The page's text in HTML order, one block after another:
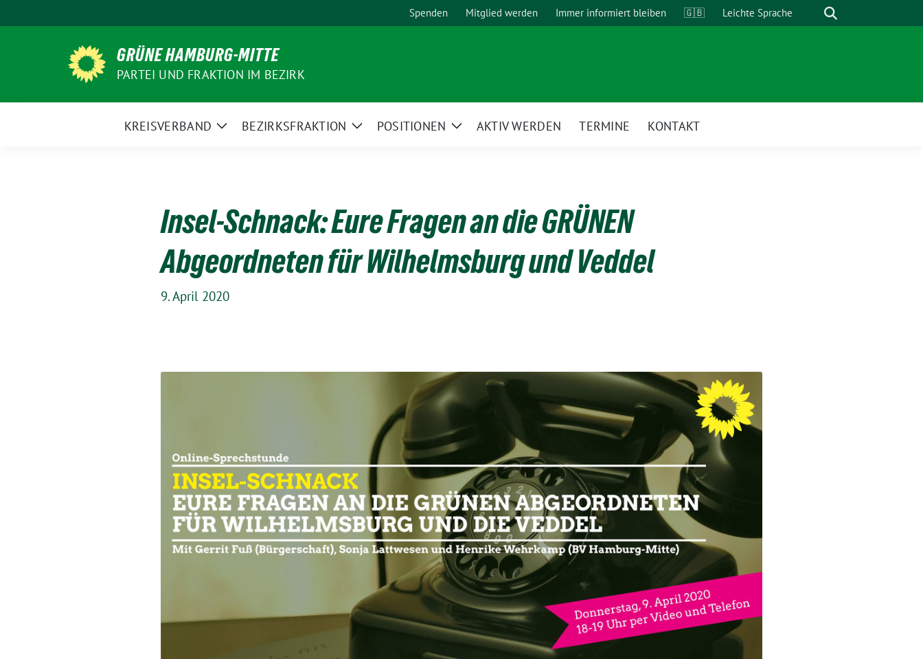
zum
Spenden Mitglied werden Immer informiert bleiben 🇬🇧 Leichte Sprache Suche
GRÜNE HAMBURG-MITTE
PARTEI UND FRAKTION IM BEZIRK
KREISVERBAND
ZeigeBEZIRKSFRAKTION
ZeigePOSITIONEN
ZeigeAKTIV WERDEN TERMINE KONTAKT
Insel-Schnack: Eure Fragen an die GRÜNEN
Abgeordneten für Wilhelmsburg und Veddel
9. April 2020